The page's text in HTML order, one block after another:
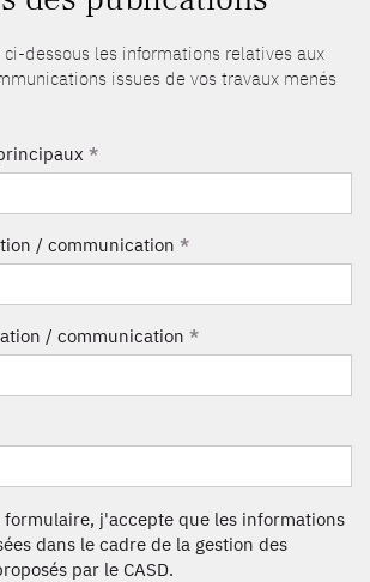
dessous les informations relatives aux
issues de vos travaux menés
*
/ communication *
/ communication *
formulaire, j'accepte que les informations
dans le cadre de la gestion des
par le CASD.